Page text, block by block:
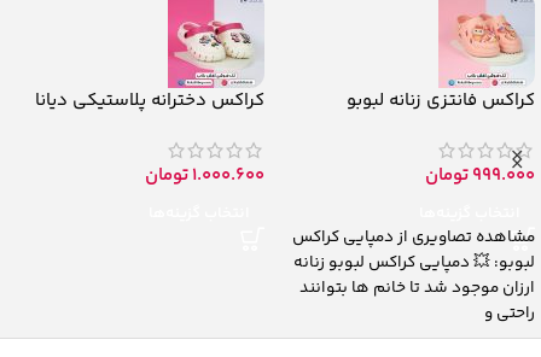
کراکس فانتزی زنانه لبوبو
999.000تومان
مشاهده تصاویری از دمپایی کراکس
لبوبو: 💥 دمپایی کراکس لبوبو زنانه
ارزان موجود شد تا خانم ‌ها بتوانند
راحتی و
کراکس دخترانه پلاستیکی دیانا
1.000.600تومان